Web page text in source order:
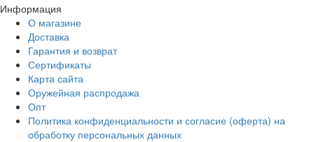
Информация
О магазине
Доставка
Гарантия и возврат
Сертификаты
Карта сайта
Оружейная распродажа
Опт
Политика конфиденциальности и согласие (оферта) на
обработку персональных данных